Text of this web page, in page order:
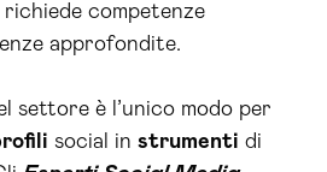
competenze
approfondite.
settore è l’unico modo per
social in strumenti di